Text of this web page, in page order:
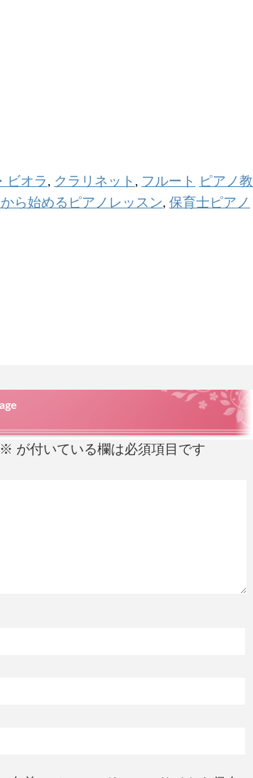
ビオラ , クラリネット , フルート
ピアノ教
ら始めるピアノレッスン, 保育士ピアノ
※ が付いている欄は必須項目です